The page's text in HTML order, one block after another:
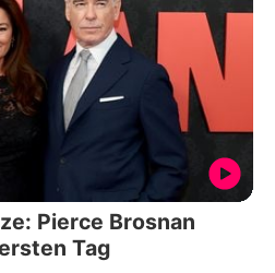
Pierce Brosnan
Tag